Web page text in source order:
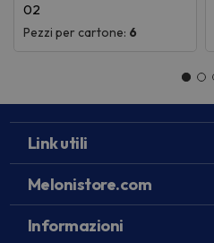
02
Pezzi per cartone: 6
Link utili
Melonistore.com
Informazioni